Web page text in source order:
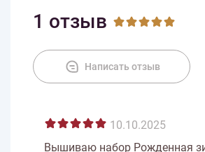
1 отзыв
Написать отзыв
10.10.2025
Вышиваю набор Рожденная